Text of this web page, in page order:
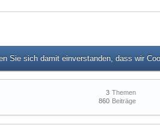
Sie sich damit einverstanden, dass wir
Themen
3
Beiträge
860